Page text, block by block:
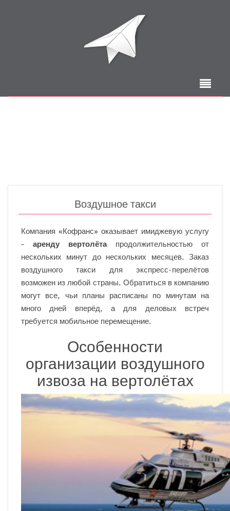
Воздушное такси
Компания «Кофранс» оказывает имиджевую услугу
– аренду вертолётапродолжительностью от
нескольких минут до нескольких месяцев. Заказ
воздушного такси для экспресс-перелётов
возможен из любой страны. Обратиться в компанию
могут все, чьи планы расписаны по минутам на
много дней вперёд, а для деловых встреч
требуется мобильное перемещение.
Особенности
организации воздушного
извоза на вертолётах